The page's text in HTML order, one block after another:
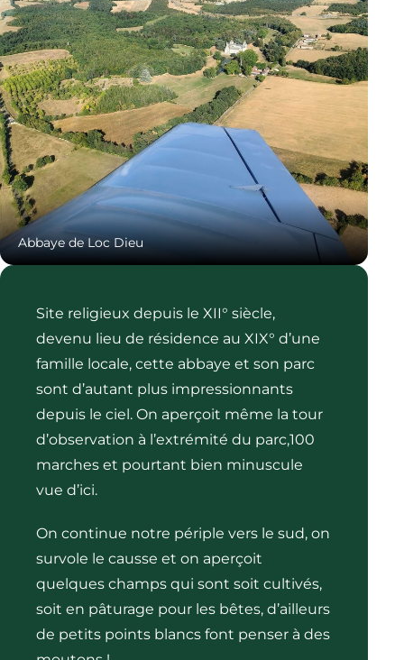
Abbaye de Loc Dieu
Site religieux depuis le XII° siècle,
devenu lieu de résidence au XIX° d’une
famille locale, cette abbaye et son parc
sont d’autant plus impressionnants
depuis le ciel. On aperçoit même la tour
d’observation à l’extrémité du parc,100
marches et pourtant bien minuscule
vue d’ici.
On continue notre périple vers le sud, on
survole le causse et on aperçoit
quelques champs qui sont soit cultivés,
soit en pâturage pour les bêtes, d’ailleurs
de petits points blancs font penser à des